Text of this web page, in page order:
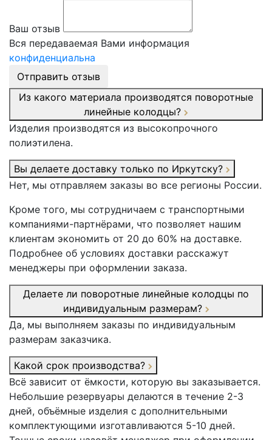
Ваш отзыв
Вся передаваемая Вами информация
конфиденциальна
Отправить отзыв
Из какого материала производятся поворотные
линейные колодцы?
Изделия производятся из высокопрочного
полиэтилена.
Вы делаете доставку только по Иркутску?
Нет, мы отправляем заказы во все регионы России.
Кроме того, мы сотрудничаем с транспортными
компаниями-партнёрами, что позволяет нашим
клиентам экономить от 20 до 60% на доставке.
Подробнее об условиях доставки расскажут
менеджеры при оформлении заказа.
Делаете ли поворотные линейные колодцы по
индивидуальным размерам?
Да, мы выполняем заказы по индивидуальным
размерам заказчика.
Какой срок производства?
Всё зависит от ёмкости, которую вы заказывается.
Небольшие резервуары делаются в течение 2-3
дней, объёмные изделия с дополнительными
комплектующими изготавливаются 5-10 дней.